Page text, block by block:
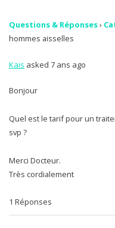
Questions & Réponses›
hommes aisselles
Kais asked 7 ans ago
Bonjour
Quel est le tarif pour un
svp ?
Merci Docteur.
Très cordialement
1 Réponses